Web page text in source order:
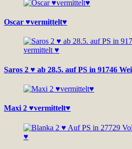
Oscar ♥vermittelt♥
Saros 2 ♥ ab 28.5. auf PS in 91746
Maxi 2 ♥vermittelt♥